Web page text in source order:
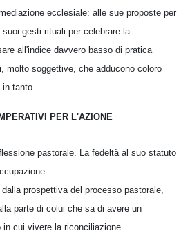
ecclesiale: alle sue proposte per
gesti rituali per celebrare la
all'indice davvero basso di pratica
molto soggettive, che adducono coloro
tanto.
PER L'AZIONE
pastorale. La fedeltà al suo statuto
prospettiva del processo pastorale,
parte di colui che sa di avere un
cui vivere la riconciliazione.